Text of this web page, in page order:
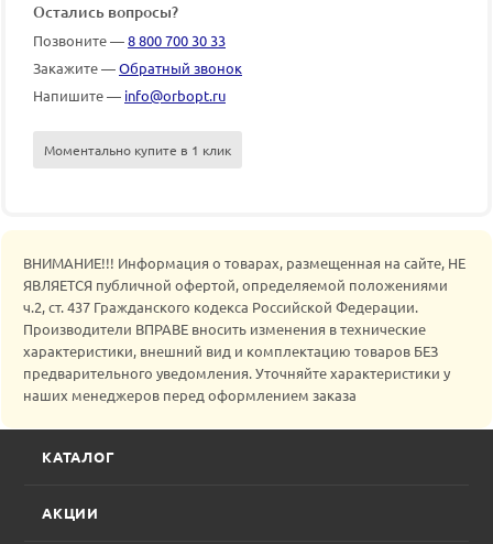
Остались вопросы?
Позвоните —8 800 700 30 33
Закажите —Обратный звонок
Напишите — info@orbopt.ru
Моментально купите в 1 клик
ВНИМАНИЕ!!! Информация о товарах, размещенная на сайте, НЕ
ЯВЛЯЕТСЯ публичной офертой, определяемой положениями
ч.2, ст. 437 Гражданского кодекса Российской Федерации.
Производители ВПРАВЕ вносить изменения в технические
характеристики, внешний вид и комплектацию товаров БЕЗ
предварительного уведомления. Уточняйте характеристики у
наших менеджеров перед оформлением заказа
КАТАЛОГ
АКЦИИ